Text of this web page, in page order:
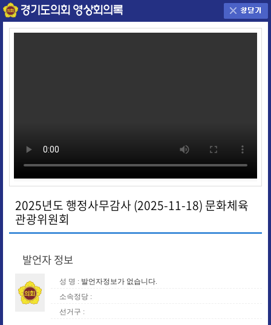
2025년도 행정사무감사 (2025-11-18) 문화체육
관광위원회
발언자 정보
성 명 : 발언자정보가 없습니다.
소속정당 :
선거구 :